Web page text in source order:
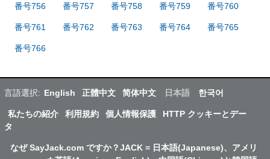
番号756 番号757 番号758 番号759 番号760
番号761 番号762 番号763 番号764 番号765
番号766
言語選択: English 正體中文 简体中文 日本語 한국어
私たちの紹介 利用規約 個人情報保護
HTTP クッキーとデー
タ
なぜ SayJack.com ですか？JACK = 日本語(Japanese)、アメリ